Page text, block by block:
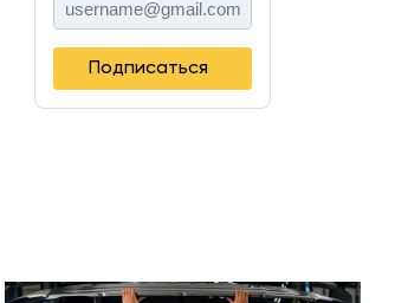
Подписаться